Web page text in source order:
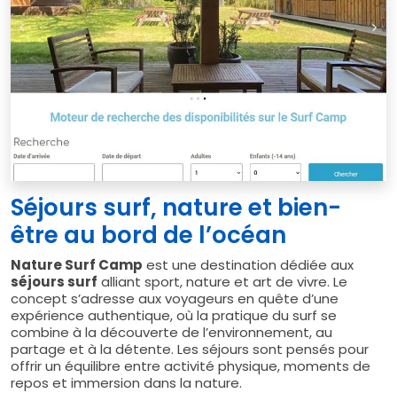
Séjours surf, nature et bien-
être au bord de l’océan
Nature Surf Camp est une destination dédiée aux
séjours surf alliant sport, nature et art de vivre. Le
concept s’adresse aux voyageurs en quête d’une
expérience authentique, où la pratique du surf se
combine à la découverte de l’environnement, au
partage et à la détente. Les séjours sont pensés pour
offrir un équilibre entre activité physique, moments de
repos et immersion dans la nature.